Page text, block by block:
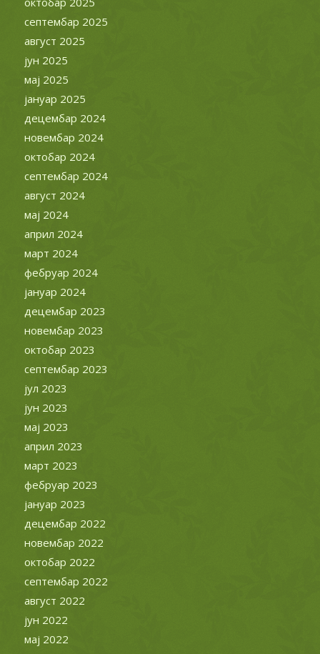
септембар 2025
август 2025
јун 2025
мај 2025
јануар 2025
децембар 2024
новембар 2024
октобар 2024
септембар 2024
август 2024
мај 2024
април 2024
март 2024
фебруар 2024
јануар 2024
децембар 2023
новембар 2023
октобар 2023
септембар 2023
јул 2023
јун 2023
мај 2023
април 2023
март 2023
фебруар 2023
јануар 2023
децембар 2022
новембар 2022
октобар 2022
септембар 2022
август 2022
јун 2022
мај 2022